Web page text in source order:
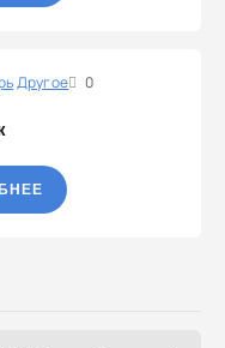
Другое 0